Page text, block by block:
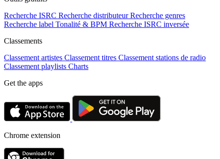
Recherche ISRC Recherche distributeur Recherche genres
Recherche label Tonalité & BPM Recherche ISRC inversée
Classements
Classement artistes Classement titres Classement stations de radio
Classement playlists Charts
Get the apps
Chrome extension